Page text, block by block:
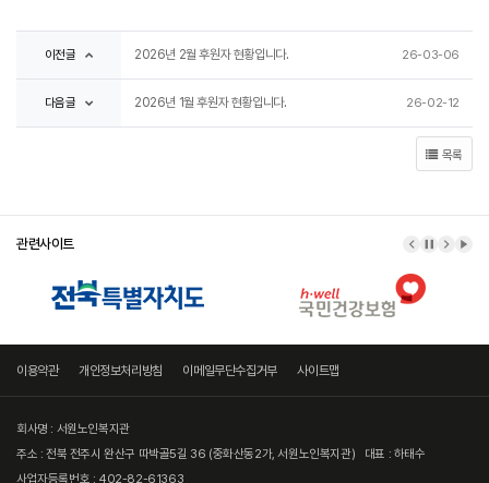
이전글 2026년 2월 후원자 현황입니다. 26-03-06
다음글 2026년 1월 후원자 현황입니다. 26-02-12
목록
관련사이트 이전 배너
배너 정지
다음
배
이용약관 개인정보처리방침 이메일무단수집거부 사이트맵
회사명 : 서원노인복지관
주소 : 전북 전주시 완산구 따박골5길 36 (중화산동2가, 서원노인복지관)
대표 : 하태수
사업자등록번호 : 402-82-61363